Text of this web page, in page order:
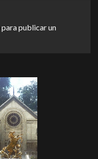
para publicar un